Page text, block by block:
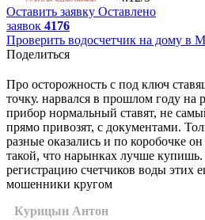
Оставить заявку Оставлено
заявок 4176
Проверить водосчетчик на дому в
Поделиться
Про осторожность с под ключ
точку. нарвался в прошлом году на
прибор нормальный ставят, не
прямо привозят, с документами.
разные оказались и по коробочке
такой, что нарынках лучше
регистрацию счетчиков воды этих
мошенники кругом
Курицын Антон